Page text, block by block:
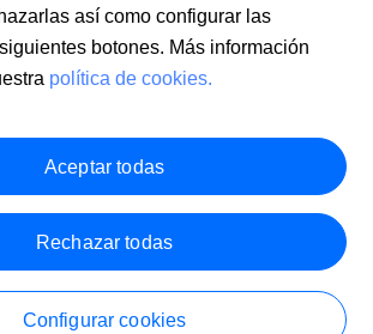
así como configurar las
botones. Más información
política de cookies.
Configurar cookies
Rechazar todas
Aceptar todas